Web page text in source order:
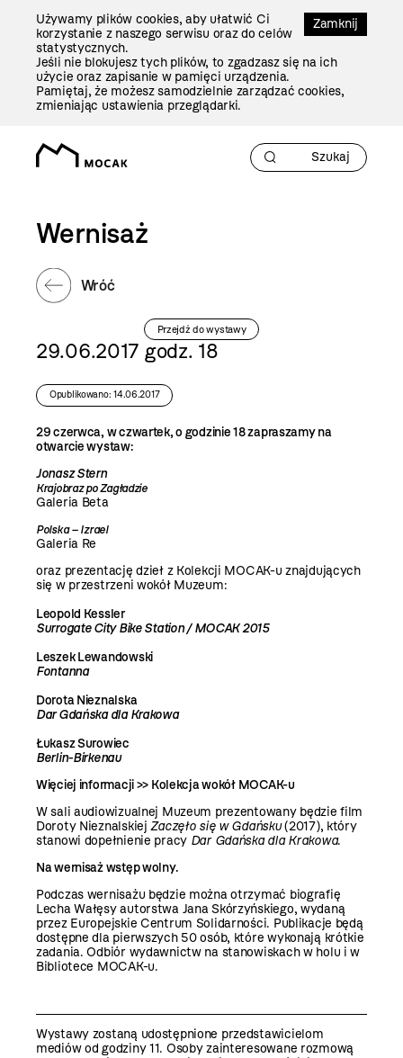
Zamknij
Używamy plików cookies, aby ułatwić Ci
korzystanie z naszego serwisu oraz do celów
statystycznych.
Jeśli nie blokujesz tych plików, to zgadzasz się na ich
użycie oraz zapisanie w pamięci urządzenia.
Pamiętaj, że możesz samodzielnie zarządzać cookies,
zmieniając ustawienia przeglądarki.
Wernisaż
Wróć
Przejdź do wystawy
29.06.2017 godz. 18
Opublikowano: 14.06.2017
29 czerwca, w czwartek, o godzinie 18 zapraszamy na
otwarcie wystaw:
Jonasz Stern
Krajobraz po Zagładzie
Galeria Beta
Polska – Izrael
Galeria Re
oraz prezentację dzieł z Kolekcji MOCAK-u znajdujących
się w przestrzeni wokół Muzeum:
Leopold Kessler
Surrogate City Bike Station / MOCAK 2015
Leszek Lewandowski
Fontanna
Dorota Nieznalska
Dar Gdańska dla Krakowa
Łukasz Surowiec
Berlin-Birkenau
Więciej informacji >> Kolekcja wokół MOCAK-u
W sali audiowizualnej Muzeum prezentowany będzie film
Doroty NieznalskiejZaczęło się w Gdańsku(2017), który
stanowi dopełnienie pracy Dar Gdańska dla Krakowa.
Na wernisaż wstęp wolny.
Podczas wernisażu będzie można otrzymać biografię
Lecha Wałęsy autorstwa Jana Skórzyńskiego, wydaną
przez Europejskie Centrum Solidarności. Publikacje będą
dostępne dla pierwszych 50 osób, które wykonają krótkie
zadania. Odbiór wydawnictw na stanowiskach w holu i w
Bibliotece MOCAK-u.
Wystawy zostaną udostępnione przedstawicielom
mediów od godziny 11. Osoby zainteresowane rozmową